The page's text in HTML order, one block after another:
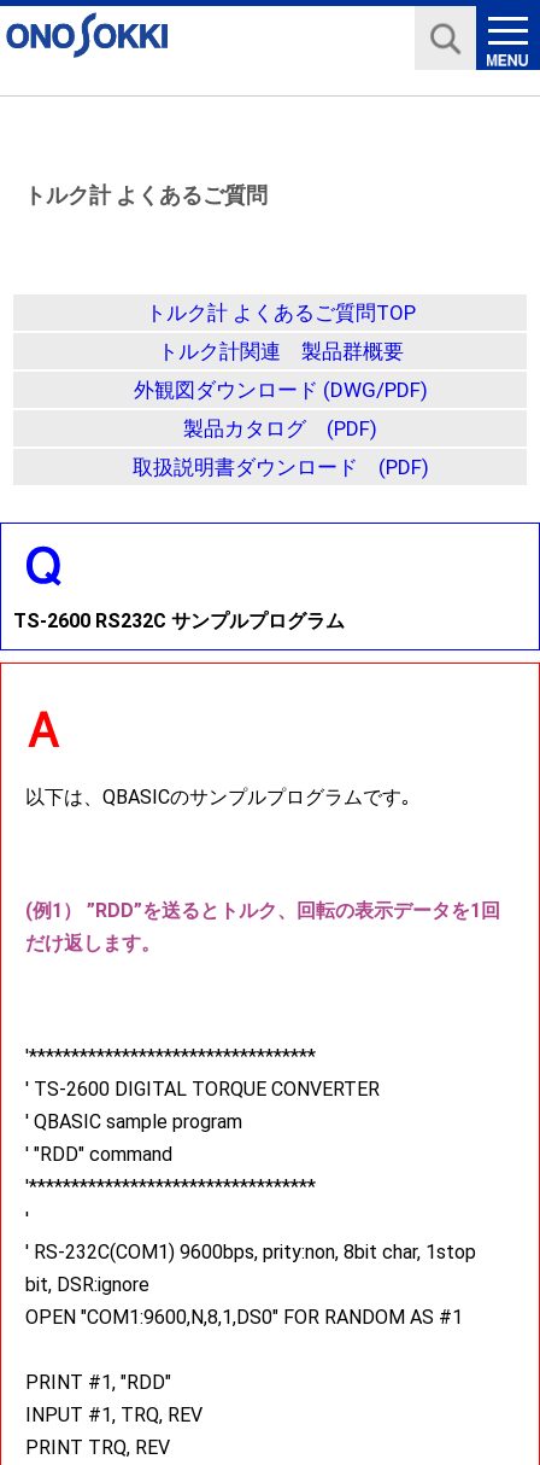
トルク計 よくあるご質問
トルク計 よくあるご質問TOP
トルク計関連 製品群概要
外観図ダウンロード (DWG/PDF)
製品カタログ (PDF)
取扱説明書ダウンロード (PDF)
TS-2600 RS232C サンプルプログラム
以下は、QBASICのサンプルプログラムです｡
(例1） ”RDD”を送るとトルク、回転の表示データを1回
だけ返します。
'**********************************
' TS-2600 DIGITAL TORQUE CONVERTER
' QBASIC sample program
' "RDD" command
'**********************************
'
' RS-232C(COM1) 9600bps, prity:non, 8bit char, 1stop
bit, DSR:ignore
OPEN "COM1:9600,N,8,1,DS0" FOR RANDOM AS #1
PRINT #1, "RDD"
INPUT #1, TRQ, REV
PRINT TRQ, REV